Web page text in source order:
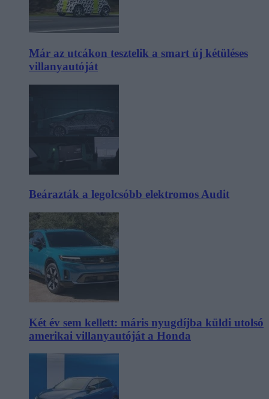
Már az utcákon tesztelik a smart új kétüléses
villanyautóját
Beárazták a legolcsóbb elektromos Audit
Két év sem kellett: máris nyugdíjba küldi utolsó
amerikai villanyautóját a Honda